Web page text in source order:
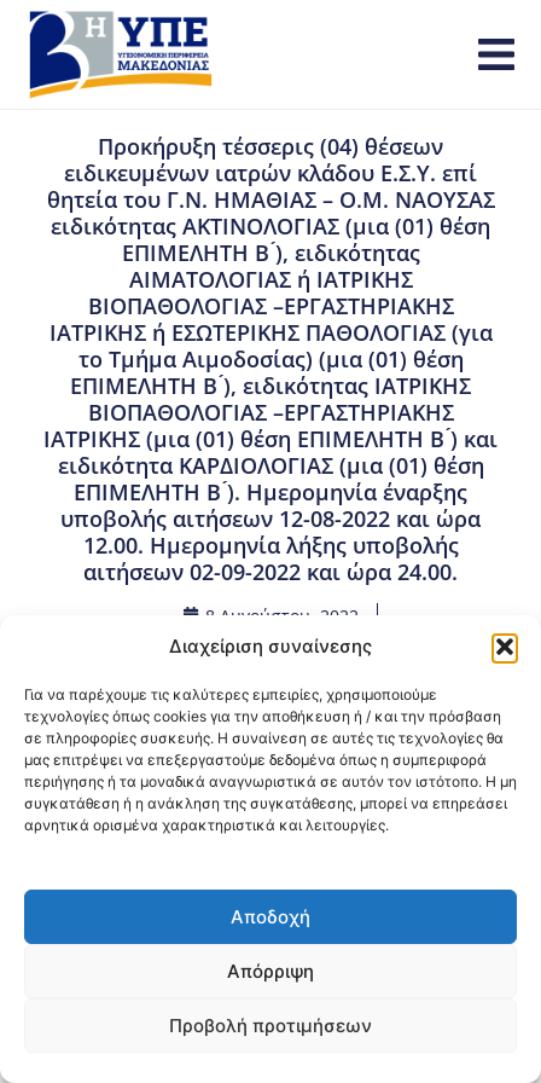
Διαχείριση συναίνεσης
Για να παρέχουμε τις καλύτερες εμπειρίες, χρησιμοποιούμε
τεχνολογίες όπως cookies για την αποθήκευση ή / και την πρόσβαση
σε πληροφορίες συσκευής. Η συναίνεση σε αυτές τις τεχνολογίες θα
μας επιτρέψει να επεξεργαστούμε δεδομένα όπως η συμπεριφορά
περιήγησης ή τα μοναδικά αναγνωριστικά σε αυτόν τον ιστότοπο. Η μη
συγκατάθεση ή η ανάκληση της συγκατάθεσης, μπορεί να επηρεάσει
αρνητικά ορισμένα χαρακτηριστικά και λειτουργίες.
Αποδοχή
Απόρριψη
Προβολή προτιμήσεων
Προκήρυξη τέσσερις (04) θέσεων
ειδικευμένων ιατρών κλάδου Ε.Σ.Υ. επί
θητεία του Γ.Ν. ΗΜΑΘΙΑΣ – Ο.Μ. ΝΑΟΥΣΑΣ
ειδικότητας ΑΚΤΙΝΟΛΟΓΙΑΣ (μια (01) θέση
ΕΠΙΜΕΛΗΤΗ Β ́), ειδικότητας
ΑΙΜΑΤΟΛΟΓΙΑΣ ή ΙΑΤΡΙΚΗΣ
ΒΙΟΠΑΘΟΛΟΓΙΑΣ –ΕΡΓΑΣΤΗΡΙΑΚΗΣ
ΙΑΤΡΙΚΗΣ ή ΕΣΩΤΕΡΙΚΗΣ ΠΑΘΟΛΟΓΙΑΣ (για
το Τμήμα Αιμοδοσίας) (μια (01) θέση
ΕΠΙΜΕΛΗΤΗ Β ́), ειδικότητας ΙΑΤΡΙΚΗΣ
ΒΙΟΠΑΘΟΛΟΓΙΑΣ –ΕΡΓΑΣΤΗΡΙΑΚΗΣ
ΙΑΤΡΙΚΗΣ (μια (01) θέση ΕΠΙΜΕΛΗΤΗ Β ́) και
ειδικότητα ΚΑΡΔΙΟΛΟΓΙΑΣ (μια (01) θέση
ΕΠΙΜΕΛΗΤΗ Β ́). Ημερομηνία έναρξης
υποβολής αιτήσεων 12-08-2022 και ώρα
12.00. Ημερομηνία λήξης υποβολής
αιτήσεων 02-09-2022 και ώρα 24.00.
8 Αυγούστου, 2022
Προκηρύξεις Θέσεων Ιατρών ΕΣΥ σε Νοσοκομεία της
Κοινοποίηση:
@2026 3ype.gr All rights reserved
Πολιτική Προστασίας Δεδομένων
Page Visits:
Website Visits: